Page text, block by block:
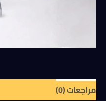
مراجعات (0)